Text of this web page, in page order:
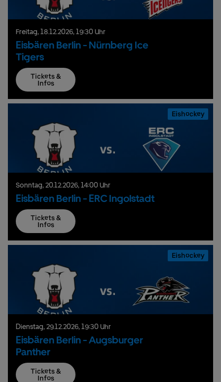
Freitag, 18.12.2026, 19:30 Uhr
Eisbären Berlin - Nürnberg Ice
Tigers
Tickets &
Infos
Eishockey
Sonntag, 20.12.2026, 14:00 Uhr
Eisbären Berlin - ERC Ingolstadt
Tickets &
Infos
Eishockey
Dienstag, 29.12.2026, 19:30 Uhr
Eisbären Berlin - Augsburger
Panther
Tickets &
Infos